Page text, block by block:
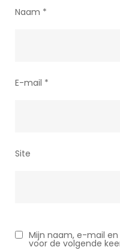
Naam *
E-mail *
Site
Mijn naam, e-mail
voor de volgende